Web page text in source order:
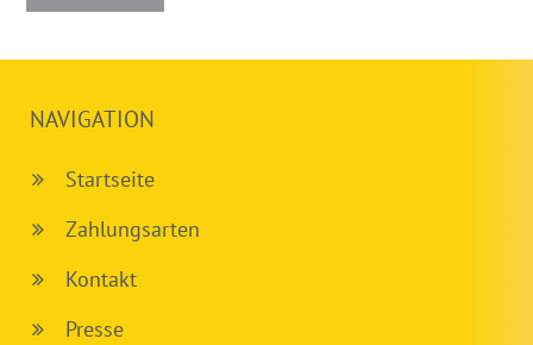
NAVIGATION
Startseite
Zahlungsarten
Kontakt
Presse